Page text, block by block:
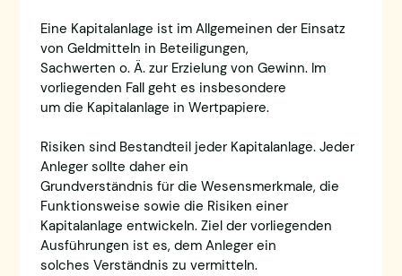
Eine Kapitalanlage ist im Allgemeinen der Einsatz
von Geldmitteln in Beteiligungen,
Sachwerten o. Ä. zur Erzielung von Gewinn. Im
vorliegenden Fall geht es insbesondere
um die Kapitalanlage in Wertpapiere.
Risiken sind Bestandteil jeder Kapitalanlage. Jeder
Anleger sollte daher ein
Grundverständnis für die Wesensmerkmale, die
Funktionsweise sowie die Risiken einer
Kapitalanlage entwickeln. Ziel der vorliegenden
Ausführungen ist es, dem Anleger ein
solches Verständnis zu vermitteln.